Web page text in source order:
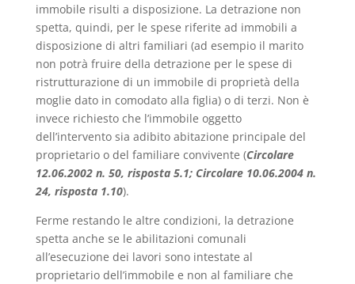
immobile risulti a disposizione. La detrazione non
spetta, quindi, per le spese riferite ad immobili a
disposizione di altri familiari (ad esempio il marito
non potrà fruire della detrazione per le spese di
ristrutturazione di un immobile di proprietà della
moglie dato in comodato alla figlia) o di terzi. Non è
invece richiesto che l’immobile oggetto
dell’intervento sia adibito abitazione principale del
proprietario o del familiare convivente (Circolare
12.06.2002 n. 50, risposta 5.1; Circolare 10.06.2004 n.
24, risposta 1.10).
Ferme restando le altre condizioni, la detrazione
spetta anche se le abilitazioni comunali
all’esecuzione dei lavori sono intestate al
proprietario dell’immobile e non al familiare che